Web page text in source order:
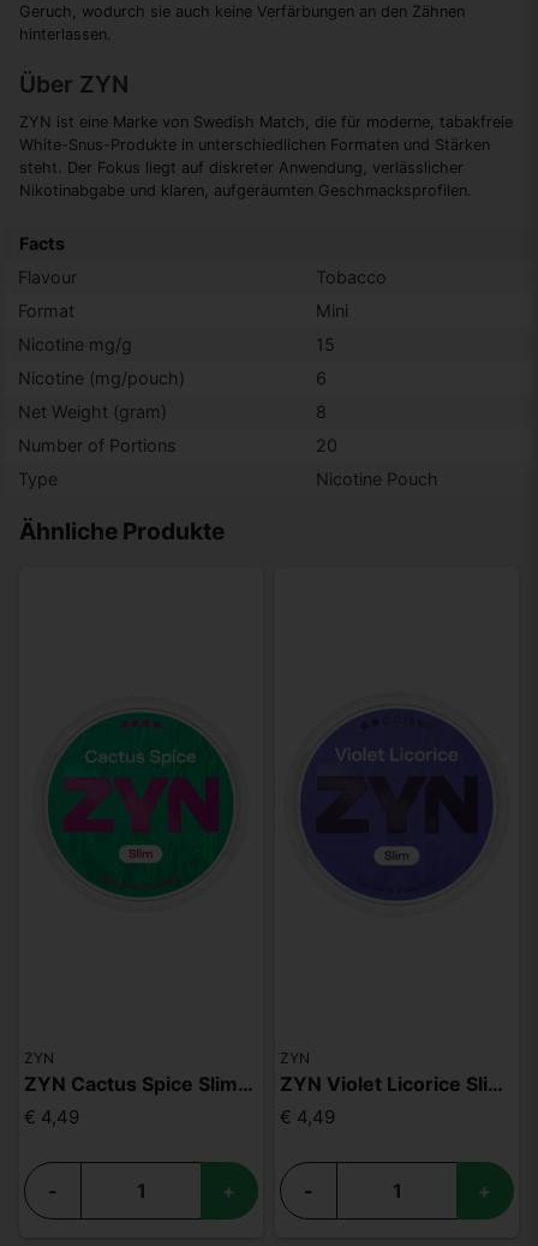
Ähnliche Produkte
ZYN
ZYN Cactus Spice Slim S4
€ 4,49
- +
ZYN
ZYN Violet Licorice Slim S2
€ 4,49
- +
Geruch, wodurch sie auch keine Verfärbungen an den Zähnen
hinterlassen.
Über ZYN
ZYN ist eine Marke von Swedish Match, die für moderne, tabakfreie
White-Snus-Produkte in unterschiedlichen Formaten und Stärken
steht. Der Fokus liegt auf diskreter Anwendung, verlässlicher
Nikotinabgabe und klaren, aufgeräumten Geschmacksprofilen.
Facts
Flavour
Tobacco
Format
Mini
Nicotine mg/g
15
Nicotine (mg/pouch)
6
Net Weight (gram)
8
Number of Portions
20
Type
Nicotine Pouch